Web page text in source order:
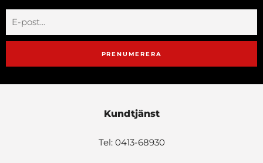
PRENUMERERA
Kundtjänst
Tel: 0413-68930